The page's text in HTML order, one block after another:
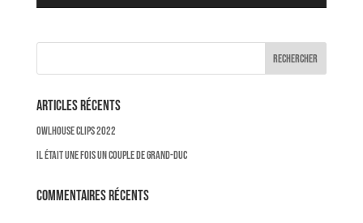
Articles récents
OWLHOUSE CLIPS 2022
Il était une fois un couple de Grand-Duc
Commentaires récents